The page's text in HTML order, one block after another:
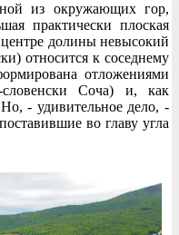
из окружающих гор,
практически плоская
долины невысокий
относится к соседнему
отложениями
Соча) и, как
- удивительное дело, -
во главу угла